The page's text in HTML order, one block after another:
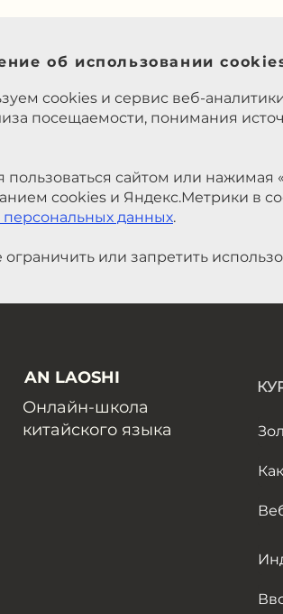
об использовании
cookies и сервис веб-
посещаемости, понимания
пользоваться сайтом или нажимая
cookies и Яндекс.Метрики в
персональных данных.
или запретить
AN LAOSHI
Онлайн-школа
китайского языка